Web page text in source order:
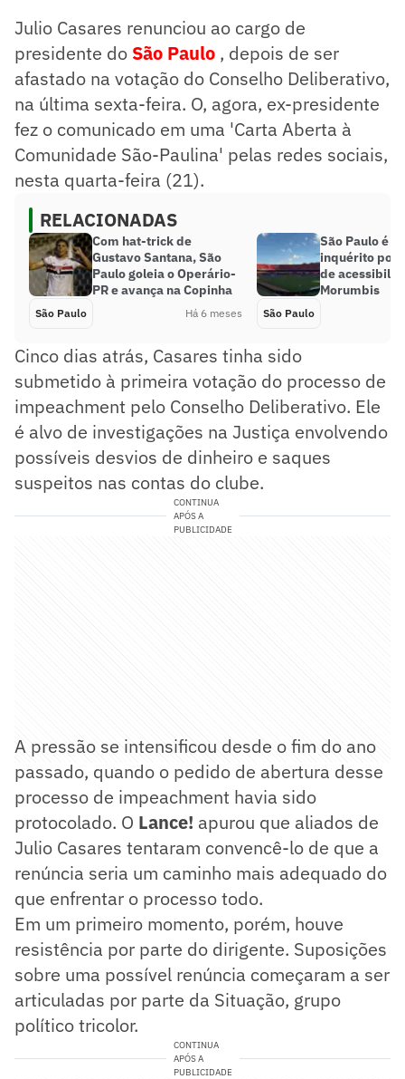
Julio Casares renunciou ao cargo de
presidente do São Paulo , depois de ser
afastado na votação do Conselho Deliberativo,
na última sexta-feira. O, agora, ex-presidente
fez o comunicado em uma 'Carta Aberta à
Comunidade São-Paulina' pelas redes sociais,
nesta quarta-feira (21).
RELACIONADAS
Com hat-trick de
Gustavo Santana, São
Paulo goleia o Operário-
PR e avança na Copinha
São Paulo Há 6 meses
São Paulo é
inquérito por
de
Morumbis
São Paulo
Cinco dias atrás, Casares tinha sido
submetido à primeira votação do processo de
impeachment pelo Conselho Deliberativo. Ele
é alvo de investigações na Justiça envolvendo
possíveis desvios de dinheiro e saques
suspeitos nas contas do clube.
CONTINUA
APÓS A
PUBLICIDADE
A pressão se intensificou desde o fim do ano
passado, quando o pedido de abertura desse
processo de impeachment havia sido
protocolado. O Lance! apurou que aliados de
Julio Casares tentaram convencê-lo de que a
renúncia seria um caminho mais adequado do
que enfrentar o processo todo.
Em um primeiro momento, porém, houve
resistência por parte do dirigente. Suposições
sobre uma possível renúncia começaram a ser
articuladas por parte da Situação, grupo
político tricolor.
CONTINUA
APÓS A
PUBLICIDADE